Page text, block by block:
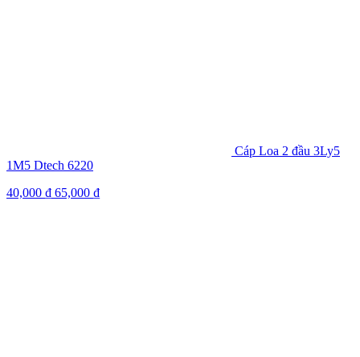
Cáp Loa 2 đầu 3Ly5
1M5 Dtech 6220
40,000 ₫ 65,000 ₫